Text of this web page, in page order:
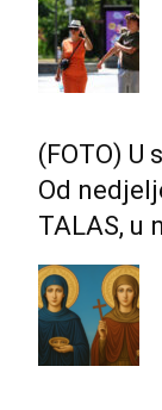
(FOTO) U
Od
TALAS, u